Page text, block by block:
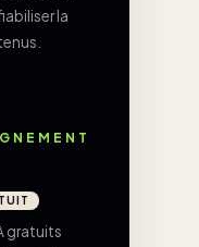
la
gratuits